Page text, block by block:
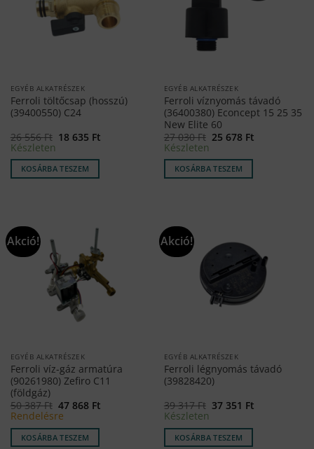
EGYÉB ALKATRÉSZEK
Ferroli töltőcsap (hosszú)
(39400550) C24
26 556Ft Original
26
556 Ft.
18 635 FtCurrent
Készleten
KOSÁRBA TESZEM
EGYÉB ALKATRÉSZEK
Ferroli víznyomás távadó
(36400380) Econcept 15 25 35
New Elite 60
27 030Ft Original
27
030 Ft.
25 678 FtCurrent
Készleten
KOSÁRBA TESZEM
Akció!
EGYÉB ALKATRÉSZEK
Ferroli víz-gáz armatúra
(90261980) Zefiro C11
(földgáz)
50 387Ft Original
price
was:
50
387 Ft.
47 868 FtCurrent
Rendelésre
KOSÁRBA TESZEM
Akció!
EGYÉB ALKATRÉSZEK
Ferroli légnyomás távadó
(39828420)
39 317Ft Original
39
317 Ft.
37 351 FtCurrent
Készleten
KOSÁRBA TESZEM